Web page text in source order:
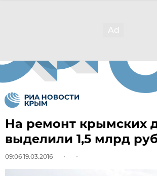
На ремонт крымских
выделили 1,5 млрд
09:06 19.03.2016